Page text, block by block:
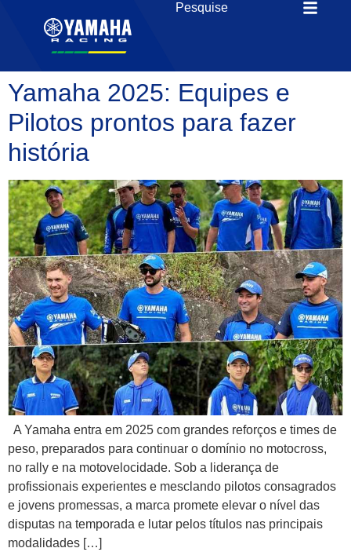
Yamaha 2025: Equipes e
Pilotos prontos para fazer
história
A Yamaha entra em 2025 com grandes reforços e times de
peso, preparados para continuar o domínio no motocross,
no rally e na motovelocidade. Sob a liderança de
profissionais experientes e mesclando pilotos consagrados
e jovens promessas, a marca promete elevar o nível das
disputas na temporada e lutar pelos títulos nas principais
modalidades […]